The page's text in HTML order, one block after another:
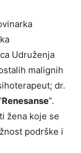
Udruženja
malignih
dr.
Renesanse”.
žena koje se
podrške i